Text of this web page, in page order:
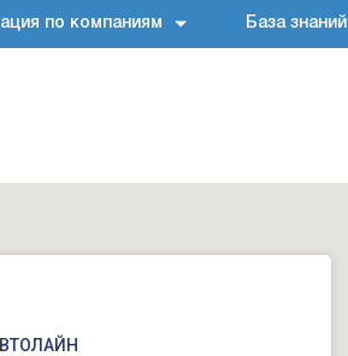
по компаниям База знаний